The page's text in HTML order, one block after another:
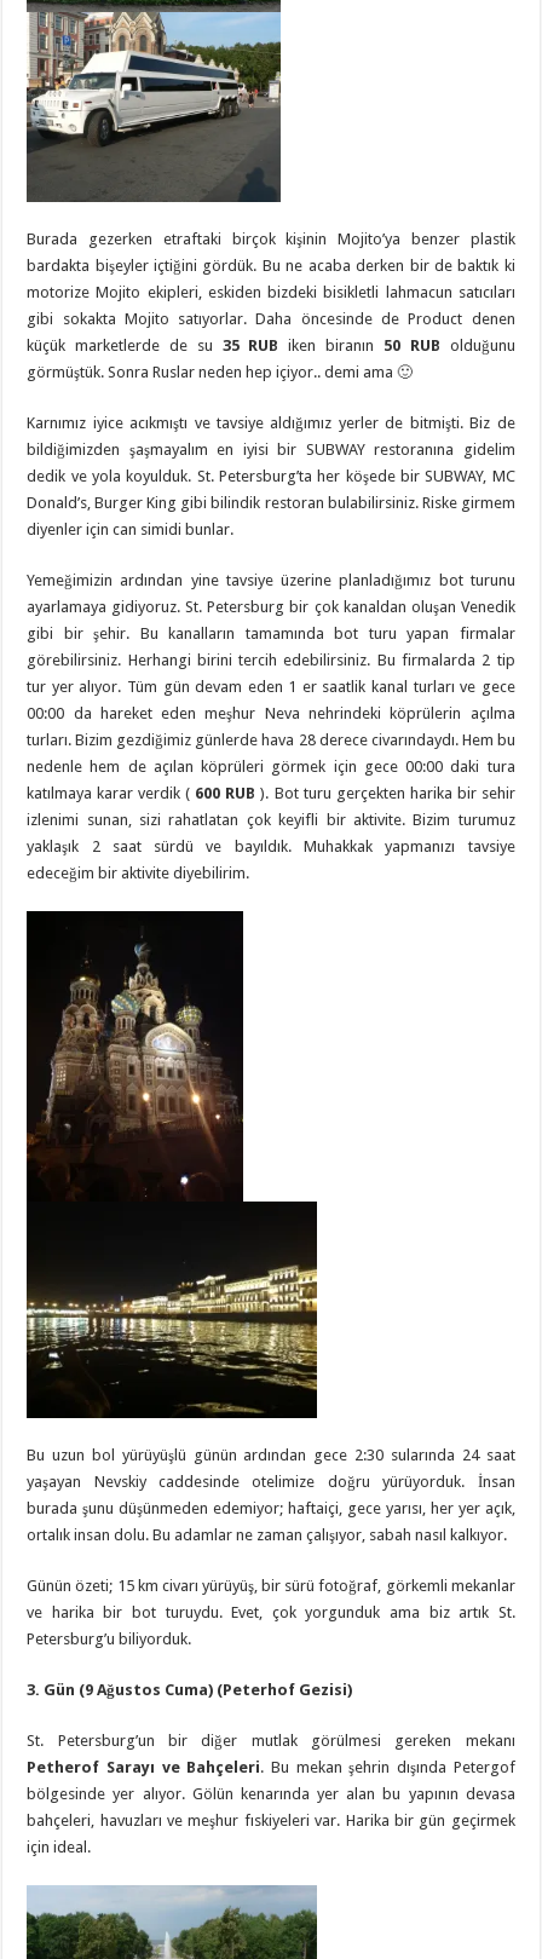
Burada gezerken etraftaki birçok kişinin Mojito’ya benzer plastik
bardakta bişeyler içtiğini gördük. Bu ne acaba derken bir de baktık ki
motorize Mojito ekipleri, eskiden bizdeki bisikletli lahmacun satıcıları
gibi sokakta Mojito satıyorlar. Daha öncesinde de Product denen
küçük marketlerde de su 35 RUB iken biranın 50 RUB olduğunu
görmüştük. Sonra Ruslar neden hep içiyor.. demi ama 🙂
Karnımız iyice acıkmıştı ve tavsiye aldığımız yerler de bitmişti. Biz de
bildiğimizden şaşmayalım en iyisi bir SUBWAY restoranına gidelim
dedik ve yola koyulduk. St. Petersburg’ta her köşede bir SUBWAY, MC
Donald’s, Burger King gibi bilindik restoran bulabilirsiniz. Riske girmem
diyenler için can simidi bunlar.
Yemeğimizin ardından yine tavsiye üzerine planladığımız bot turunu
ayarlamaya gidiyoruz. St. Petersburg bir çok kanaldan oluşan Venedik
gibi bir şehir. Bu kanalların tamamında bot turu yapan firmalar
görebilirsiniz. Herhangi birini tercih edebilirsiniz. Bu firmalarda 2 tip
tur yer alıyor. Tüm gün devam eden 1 er saatlik kanal turları ve gece
00:00 da hareket eden meşhur Neva nehrindeki köprülerin açılma
turları. Bizim gezdiğimiz günlerde hava 28 derece civarındaydı. Hem bu
nedenle hem de açılan köprüleri görmek için gece 00:00 daki tura
katılmaya karar verdik ( 600 RUB ). Bot turu gerçekten harika bir sehir
izlenimi sunan, sizi rahatlatan çok keyifli bir aktivite. Bizim turumuz
yaklaşık 2 saat sürdü ve bayıldık. Muhakkak yapmanızı tavsiye
edeceğim bir aktivite diyebilirim.
Bu uzun bol yürüyüşlü günün ardından gece 2:30 sularında 24 saat
yaşayan Nevskiy caddesinde otelimize doğru yürüyorduk. İnsan
burada şunu düşünmeden edemiyor; haftaiçi, gece yarısı, her yer açık,
ortalık insan dolu. Bu adamlar ne zaman çalışıyor, sabah nasıl kalkıyor.
Günün özeti; 15 km civarı yürüyüş, bir sürü fotoğraf, görkemli mekanlar
ve harika bir bot turuydu. Evet, çok yorgunduk ama biz artık St.
Petersburg’u biliyorduk.
3. Gün (9 Ağustos Cuma) (Peterhof Gezisi)
St. Petersburg’un bir diğer mutlak görülmesi gereken mekanı
Petherof Sarayı ve Bahçeleri. Bu mekan şehrin dışında Petergof
bölgesinde yer alıyor. Gölün kenarında yer alan bu yapının devasa
bahçeleri, havuzları ve meşhur fıskiyeleri var. Harika bir gün geçirmek
için ideal.